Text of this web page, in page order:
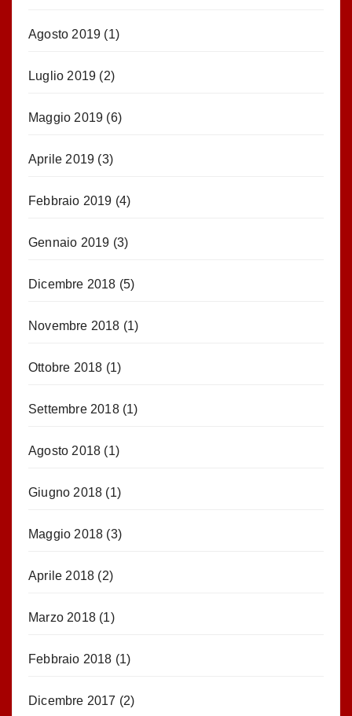
Agosto 2019 (1)
Luglio 2019 (2)
Maggio 2019 (6)
Aprile 2019 (3)
Febbraio 2019 (4)
Gennaio 2019 (3)
Dicembre 2018 (5)
Novembre 2018 (1)
Ottobre 2018 (1)
Settembre 2018(1)
Agosto 2018 (1)
Giugno 2018 (1)
Maggio 2018 (3)
Aprile 2018 (2)
Marzo 2018 (1)
Febbraio 2018 (1)
Dicembre 2017 (2)